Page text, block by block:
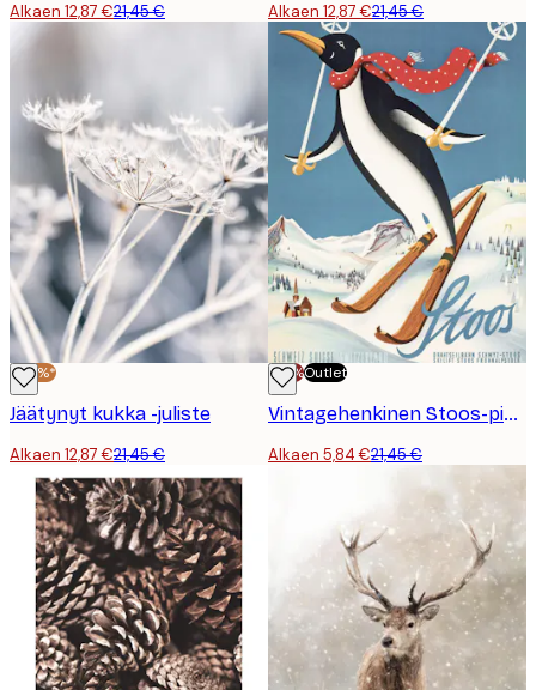
Alkaen 12,87 €21,45 € Alkaen 12,87 €21,45 €
-40%*
Jäätynyt kukka -juliste
Alkaen 12,87 €21,45 €
-70%Outlet
Vintagehenkinen Stoos-pingviinijuliste
Alkaen 5,84 €21,45 €